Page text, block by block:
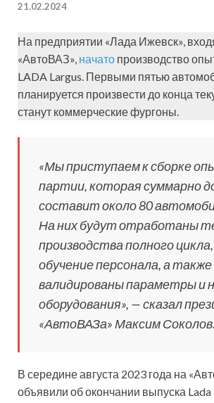
21.02.2024
На предприятии «Лада Ижевск»,
«АвтоВАЗ», начато производство
LADA Largus. Первыми пятью
планируется произвести до конца
станут коммерческие фургоны.
«Мы приступаем к сборке
партии, которая суммарно
составит около 80
На них будут отработаны
производства полного
обучение персонала, а также
валидированы параметры и
оборудования», — сказал
«АвтоВАЗа» Максим Соколов.
В середине августа 2023 года на
объявили об окончании выпуска Lada